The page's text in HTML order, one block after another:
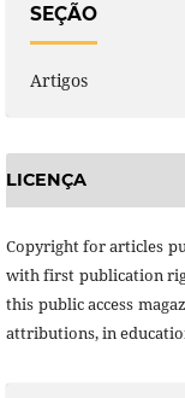
SEÇÃO
Artigos
LICENÇA
Copyright for articles
with first publication
this public access
attributions, in